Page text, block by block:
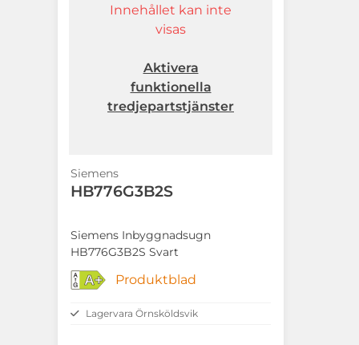
Innehållet kan inte
visas
Aktivera
funktionella
tredjepartstjänster
Siemens
HB776G3B2S
Siemens Inbyggnadsugn
HB776G3B2S Svart
A+ Produktblad
Lagervara Örnsköldsvik